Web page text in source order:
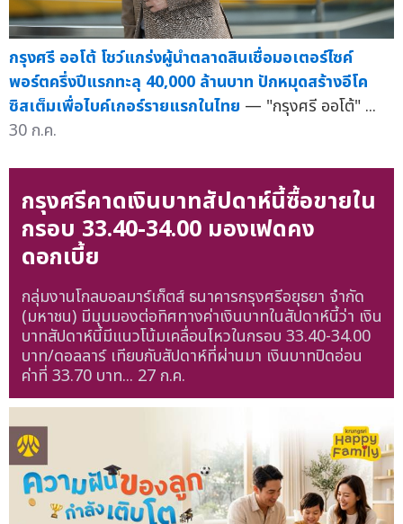
กรุงศรี ออโต้ โชว์แกร่งผู้นำตลาดสินเชื่อมอเตอร์ไซค์
พอร์ตครึ่งปีแรกทะลุ 40,000 ล้านบาท ปักหมุดสร้างอีโค
ซิสเต็มเพื่อไบค์เกอร์รายแรกในไทย — "กรุงศรี ออโต้" ...
30 ก.ค.
กรุงศรีคาดเงินบาทสัปดาห์นี้ซื้อขายใน
กรอบ 33.40-34.00 มองเฟดคง
ดอกเบี้ย
กลุ่มงานโกลบอลมาร์เก็ตส์ ธนาคารกรุงศรีอยุธยา จำกัด
(มหาชน) มีมุมมองต่อทิศทางค่าเงินบาทในสัปดาห์นี้ว่า เงิน
บาทสัปดาห์นี้มีแนวโน้มเคลื่อนไหวในกรอบ 33.40-34.00
บาท/ดอลลาร์ เทียบกับสัปดาห์ที่ผ่านมา เงินบาทปิดอ่อน
ค่าที่ 33.70 บาท... 27 ก.ค.